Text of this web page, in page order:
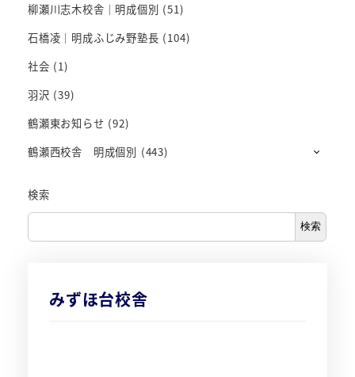
柳瀬川志木校舎｜明成個別 (51)
石橋凌｜明成ふじみ野塾長 (104)
社会 (1)
羽沢 (39)
鶴瀬東お知らせ (92)
鶴瀬西校舎 明成個別 (443)
検索
検索
みずほ台校舎